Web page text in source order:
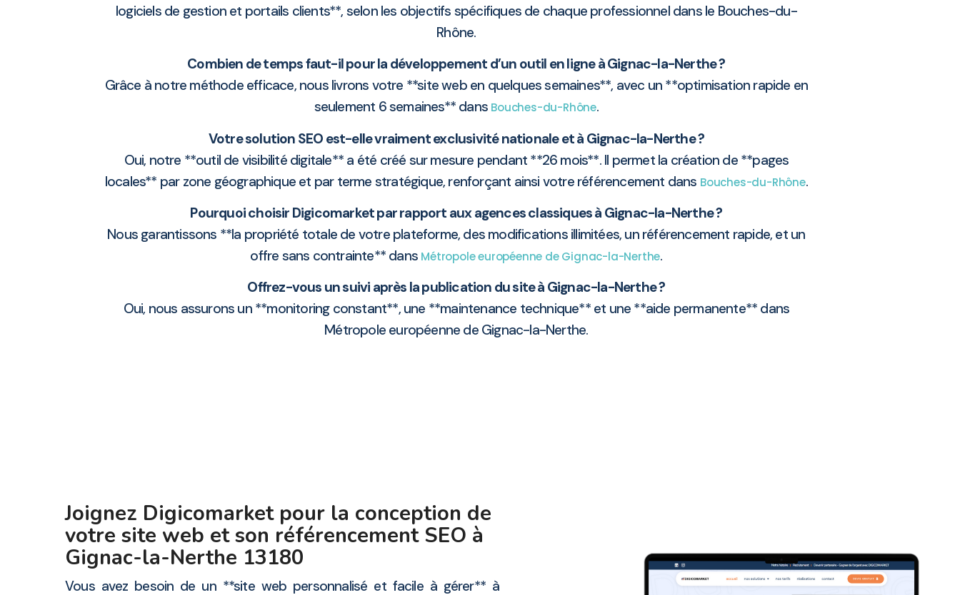
logiciels de gestion et portails clients**, selon les objectifs spécifiques de chaque professionnel dans le Bouches-du-
Rhône.
Combien de temps faut-il pour la développement d’un outil en ligne à Gignac-la-Nerthe ?
Grâce à notre méthode efficace, nous livrons votre **site web en quelques semaines**, avec un **optimisation rapide en
seulement 6 semaines** dans Bouches-du-Rhône.
Votre solution SEO est-elle vraiment exclusivité nationale et à Gignac-la-Nerthe ?
Oui, notre **outil de visibilité digitale** a été créé sur mesure pendant **26 mois**. Il permet la création de **pages
locales** par zone géographique et par terme stratégique, renforçant ainsi votre référencement dans Bouches-du-Rhône.
Pourquoi choisir Digicomarket par rapport aux agences classiques à Gignac-la-Nerthe ?
Nous garantissons **la propriété totale de votre plateforme, des modifications illimitées, un référencement rapide, et un
offre sans contrainte** dans Métropole européenne de Gignac-la-Nerthe.
Offrez-vous un suivi après la publication du site à Gignac-la-Nerthe ?
Oui, nous assurons un **monitoring constant**, une **maintenance technique** et une **aide permanente** dans
Métropole européenne de Gignac-la-Nerthe.
Joignez Digicomarket pour la conception de
votre site web et son référencement SEO à
Gignac-la-Nerthe 13180
Vous avez besoin de un **site web personnalisé et facile à gérer** à